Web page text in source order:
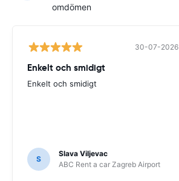
omdömen
30-07-2026
Enkelt och smidigt
Enkelt och smidigt
S
Slava Viljevac
ABC Rent a car Zagreb Airport